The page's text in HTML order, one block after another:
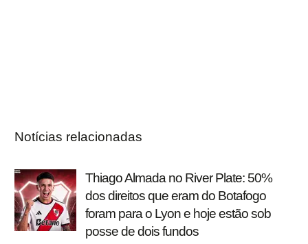
Notícias relacionadas
Thiago Almada no River Plate: 50%
dos direitos que eram do Botafogo
foram para o Lyon e hoje estão sob
posse de dois fundos